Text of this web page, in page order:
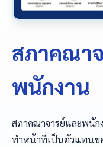
สภาคณา
พนักงาน
สภาคณาจารย์และพนั
ทำหน้าที่เป็นตัวแทนขอ